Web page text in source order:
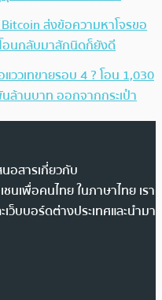
Bitcoin ส่งข้อความหาโจรขอ
อนกลับมาสักนิดก็ยังดี
ววเทขายรอบ 4 ? โอน 1,030
ล้านบาท ออกจากกระเป๋า
อสารเกี่ยวกับ
นเพื่อคนไทย ในภาษาไทย เรา
ว็บบอร์ดต่างประเทศและนำมา